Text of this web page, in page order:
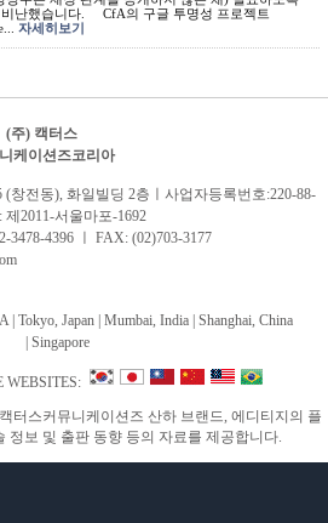
비난했습니다. CfA의 구글 투명성 프로젝트
자세히보기
(주) 캑터스
케이션즈코리아
(창전동), 화일빌딩 2층 ㅣ사업자등록번호:220-88-
2011-서울마포-1692
3478-4396 ㅣ FAX: (02)703-3177
| Tokyo, Japan | Mumbai, India | Shanghai, China
Singapore
WEBSITES:
터스커뮤니케이션즈 산하 브랜드, 에디티지의 플
정보 및 출판 동향 등의 자료를 제공합니다.